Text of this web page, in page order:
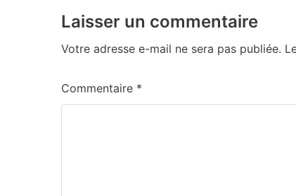
Laisser un commentaire
Votre adresse e-mail ne sera pas publiée.
Commentaire *